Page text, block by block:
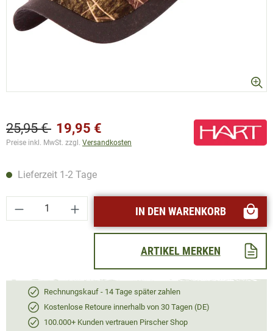
25,95 € 19,95 €
Preise inkl. MwSt. zzgl. Versandkosten
Lieferzeit 1-2 Tage
Produkt Anzahl: Gib den gewünschten
IN DEN WARENKORB
ARTIKEL MERKEN
Rechnungskauf - 14 Tage später zahlen
Kostenlose Retoure innerhalb von 30 Tagen (DE)
100.000+ Kunden vertrauen Pirscher Shop